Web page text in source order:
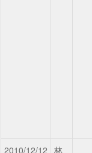
2010/12/12 林